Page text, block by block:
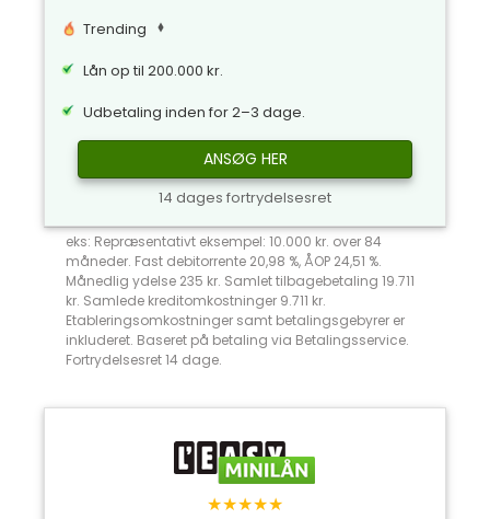
Trending
Lån op til 200.000 kr.
Udbetaling inden for 2–3 dage.
ANSØG HER
14 dages fortrydelsesret
eks: Repræsentativt eksempel: 10.000 kr. over 84
måneder. Fast debitorrente 20,98 %, ÅOP 24,51 %.
Månedlig ydelse 235 kr. Samlet tilbagebetaling 19.711
kr. Samlede kreditomkostninger 9.711 kr.
Etableringsomkostninger samt betalingsgebyrer er
inkluderet. Baseret på betaling via Betalingsservice.
Fortrydelsesret 14 dage.
★★★★★